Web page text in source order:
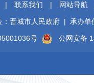
| 联系我们 | 网站导航
：晋城市人民政府 | 承办
号 公网安备